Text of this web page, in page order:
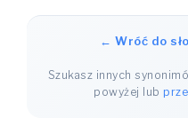
← Wróć do
Szukasz innych
powyżej lub